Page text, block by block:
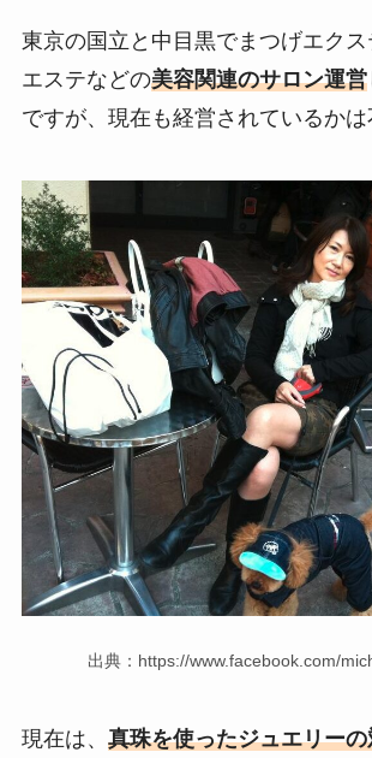
東京の国立と中目黒でまつげエクス
エステなどの美容関連のサロン運営
ですが、現在も経営されているかは
出典：https://www.facebook.com/
現在は、 真珠を使ったジュエリー